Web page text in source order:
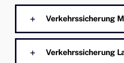
Verkehrssicherung
Verkehrssicherung